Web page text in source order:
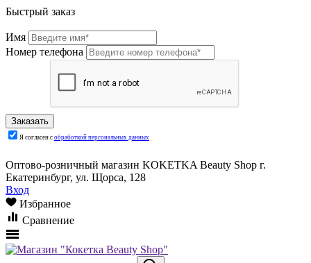
Быстрый заказ
Имя
Номер телефона
Я согласен с обработкой персональных данных
Оптово-розничный магазин KOKETKA Beauty Shop г.
Екатеринбург, ул. Щорса, 128
Вход
Избранное
Сравнение